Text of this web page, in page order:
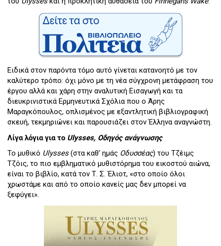
Ειδικά στον παρόντα τόμο αυτό γίνεται κατανοητό με τον
καλύτερο τρόπο: όχι μόνο με τη νέα σύγχρονη μετάφραση του
έργου αλλά και χάρη στην αναλυτική Εισαγωγή και τα
διευκρινιστικά Ερμηνευτικά Σχόλια που ο Άρης
Μαραγκόπουλος, οπλισμένος με εξαντλητική βιβλιογραφική
σκευή, τεκμηριώνει και παρουσιάζει στον Έλληνα αναγνώστη.
Λίγα λόγια για το Ulysses, Οδηγός ανάγνωσης
Το μυθικό Ulysses(στα καθ' ημάς Οδυσσέας) του Τζέιμς
Τζόις, το πιο εμβληματικό μυθιστόρημα του εικοστού αιώνα,
είναι το βιβλίο, κατά τον Τ. Σ. Έλιοτ, «στο οποίο όλοι
χρωστάμε και από το οποίο κανείς μας δεν μπορεί να
ξεφύγει».